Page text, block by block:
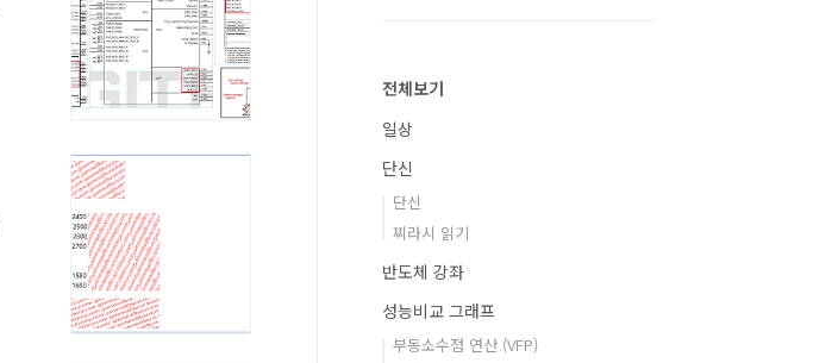
전체보기
일상
단신
단신
찌라시 읽기
반도체 강좌
성능비교 그래프
부동소수점 연산 (VFP)